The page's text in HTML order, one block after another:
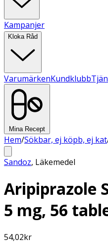
Kampanjer
Kloka Råd
VarumärkenKundklubb
Mina Recept
Hem/Sökbar, ej köpb, ej kat
Sandoz, Läkemedel
Aripiprazole
5 mg, 56
54,02kr